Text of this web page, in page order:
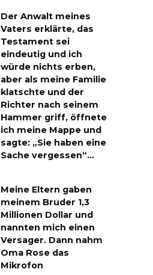
Der Anwalt meines
Vaters erklärte, das
Testament sei
eindeutig und ich
würde nichts erben,
aber als meine Familie
klatschte und der
Richter nach seinem
Hammer griff, öffnete
ich meine Mappe und
sagte: „Sie haben eine
Sache vergessen“…
Meine Eltern gaben
meinem Bruder 1,3
Millionen Dollar und
nannten mich einen
Versager. Dann nahm
Oma Rose das
Mikrofon